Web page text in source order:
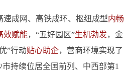
速成网、高铁成环、枢纽成型内畅
效赋能，“五好园区”生机勃发，金
”行动贴心助企，营商环境实现了
持续位居全国前列、中西部第1